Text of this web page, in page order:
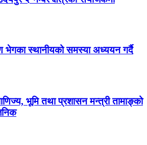
भेगका स्थानीयको समस्या अध्ययन गर्दै
भूमि तथा प्रशासन मन्त्री तामाङ्को